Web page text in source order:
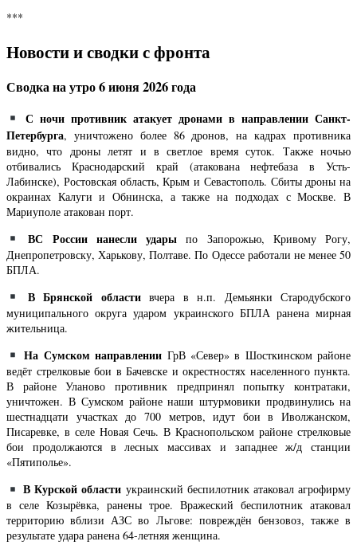
***
Новости и сводки с фронта
Сводка на утро 6 июня 2026 года
С ночи противник атакует дронами в направлении Санкт-
Петербурга, уничтожено более 86 дронов, на кадрах противника
видно, что дроны летят и в светлое время суток. Также ночью
отбивались Краснодарский край (атакована нефтебаза в Усть-
Лабинске), Ростовская область, Крым и Севастополь. Сбиты дроны на
окраинах Калуги и Обнинска, а также на подходах с Москве. В
Мариуполе атакован порт.
ВС России нанесли удары по Запорожью, Кривому Рогу,
Днепропетровску, Харькову, Полтаве. По Одессе работали не менее 50
БПЛА.
В Брянской областивчера в н.п. Демьянки Стародубского
муниципального округа ударом украинского БПЛА ранена мирная
жительница.
На Сумском направлении ГрВ «Север» в Шосткинском районе
ведёт стрелковые бои в Бачевске и окрестностях населенного пункта.
В районе Уланово противник предпринял попытку контратаки,
уничтожен. В Сумском районе наши штурмовики продвинулись на
шестнадцати участках до 700 метров, идут бои в Иволжанском,
Писаревке, в селе Новая Сечь. В Краснопольском районе стрелковые
бои продолжаются в лесных массивах и западнее ж/д станции
«Пятиполье».
В Курской области украинский беспилотник атаковал агрофирму
в селе Козырёвка, ранены трое. Вражеский беспилотник атаковал
территорию вблизи АЗС во Льгове: повреждён бензовоз, также в
результате удара ранена 64-летняя женщина.